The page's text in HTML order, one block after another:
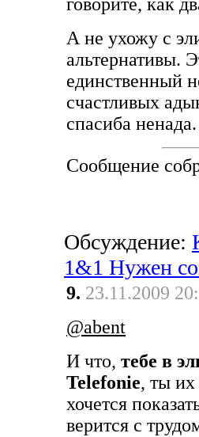
говорите, как
А не ухожу с
альтернативы.
единственный
счастливых
спасиба ненада.
Сообщение
Обсуждение:
1&1 Нужен
9. 23.11.2009
@abent
И что, тебе в
Telefonie, ты их
хочется
верится с